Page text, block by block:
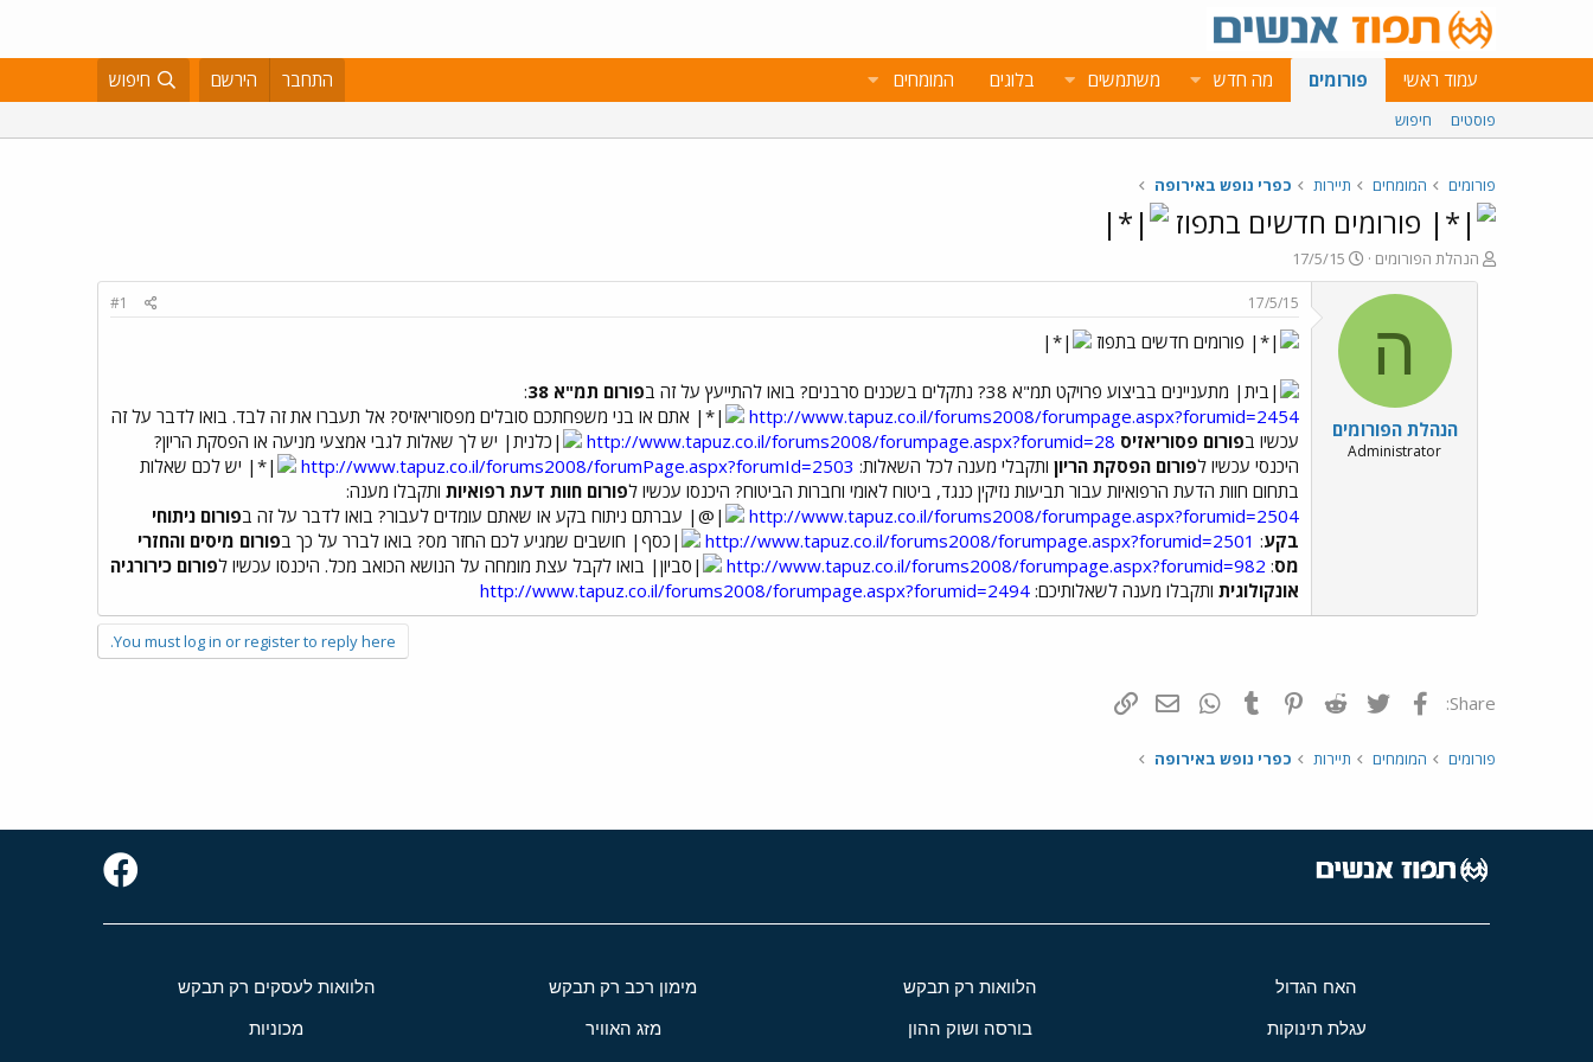
עמוד ראשי פורומים מה חדש משתמשים בלוגים המומחים התחבר הירשם חיפוש
פוסטים חיפוש
פורומים המומחים תיירות כפרי נופש באירופה
פורומים חדשים בתפוז
פ
ו
הנהלת הפורומים
פ
ו
ס
ם
ב
ת
ר
17/5/15
ה
הנהלת הפורומים
Administrator
17/5/15
#1
פורומים חדשים בתפוז
מתעניינים בביצוע פרויקט תמ"א 38? נתקלים בשכנים סרבנים? בואו להתייעץ על זה ב פורום תמ"א 38
:
http://www.tapuz.co.il/forums2008/forumpage.aspx?forumid=2454
אתם או בני משפחתכם סובלים מפסוריאזיס? אל תעברו את זה לבד. בואו לדבר על זה
עכשיו בפורום פסוריאזיס http://www.tapuz.co.il/forums2008/forumpage.aspx?forumid=28
יש לך שאלות לגבי אמצעי מניעה או הפסקת הריון?
היכנסי עכשיו לפורום הפסקת הריון ותקבלי מענה לכל השאלות: http://www.tapuz.co.il/forums2008/forumPage.aspx?forumId=2503
יש לכם שאלות
בתחום חוות הדעת הרפואיות עבור תביעות נזיקין כנגד, ביטוח לאומי וחברות הביטוח? היכנסו עכשיו לפורום חוות דעת רפואיות ותקבלו מענה:
http://www.tapuz.co.il/forums2008/forumpage.aspx?forumid=2504
עברתם ניתוח בקע או שאתם עומדים לעבור? בואו לדבר על זה בפורום ניתוחי
בקע:
http://www.tapuz.co.il/forums2008/forumpage.aspx?forumid=2501 חושבים שמגיע לכם החזר מס? בואו לברר על כך בפורום מיסים והחזרי
מס:
http://www.tapuz.co.il/forums2008/forumpage.aspx?forumid=982 בואו לקבל עצת מומחה על הנושא הכואב מכל. היכנסו עכשיו לפורום כירורגיה
אונקולוגית ותקבלו מענה לשאלותיכם: http://www.tapuz.co.il/forums2008/forumpage.aspx?forumid=2494
You must log in or register to reply here.
Share: פייסבוק Twitter
Reddit
Pinterest
Tumblr
WhatsAppדואר אלקטרוני
פורומים המומחים תיירות כפרי נופש באירופה
האח הגדול הלוואות רק תבקש מימון רכב רק תבקש הלוואות לעסקים רק תבקש
עגלת תינוקות בורסה ושוק ההון מזג האוויר מכוניות